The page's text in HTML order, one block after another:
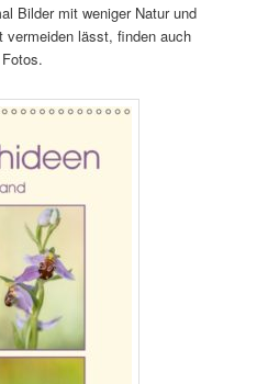
Bilder mit weniger Natur und
vermeiden lässt, finden auch